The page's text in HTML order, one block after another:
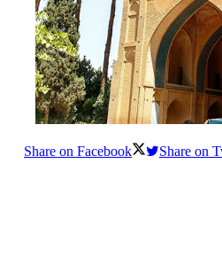
Share on Facebook Share on